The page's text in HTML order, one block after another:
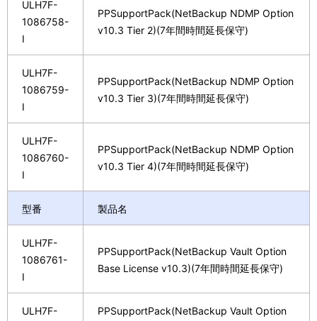
ULH7F-
1086758-
I
PPSupportPack(NetBackup NDMP Option
v10.3 Tier 2)(7年間時間延長保守)
ULH7F-
1086759-
I
PPSupportPack(NetBackup NDMP Option
v10.3 Tier 3)(7年間時間延長保守)
ULH7F-
1086760-
I
PPSupportPack(NetBackup NDMP Option
v10.3 Tier 4)(7年間時間延長保守)
型番 製品名
ULH7F-
1086761-
I
PPSupportPack(NetBackup Vault Option
Base License v10.3)(7年間時間延長保守)
ULH7F-
PPSupportPack(NetBackup Vault Option